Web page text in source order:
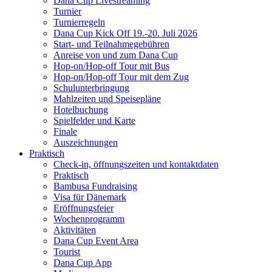
Turnier
Turnierregeln
Dana Cup Kick Off 19.-20. Juli 2026
Start- und Teilnahmegebühren
Anreise von und zum Dana Cup
Hop-on/Hop-off Tour mit Bus
Hop-on/Hop-off Tour mit dem Zug
Schulunterbringung
Mahlzeiten und Speisepläne
Hotelbuchung
Spielfelder und Karte
Finale
Auszeichnungen
Praktisch
Check-in, öffnungszeiten und kontaktdaten
Praktisch
Bambusa Fundraising
Visa für Dänemark
Eröffnungsfeier
Wochenprogramm
Aktivitäten
Dana Cup Event Area
Tourist
Dana Cup App